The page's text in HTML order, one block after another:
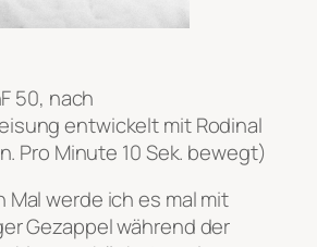
50, nach
entwickelt mit Rodinal
Pro Minute 10 Sek. bewegt)
Mal werde ich es mal mit
Gezappel während der